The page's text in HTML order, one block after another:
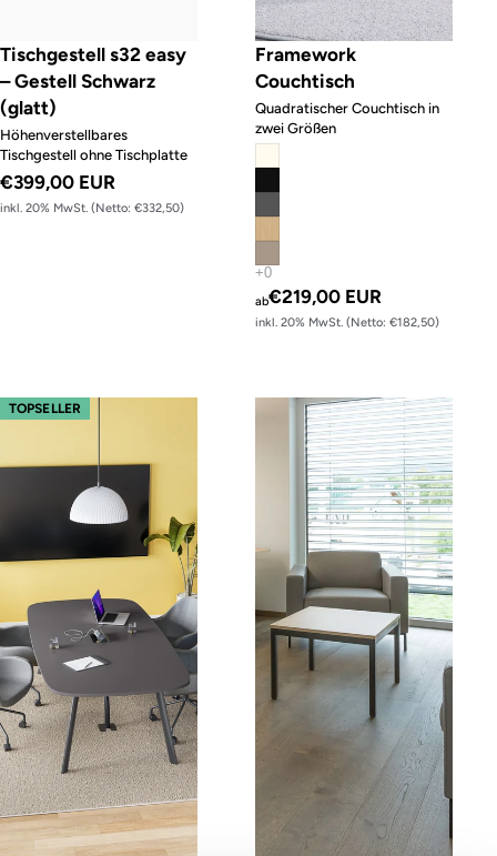
Tischgestell s32 easy
– Gestell Schwarz
(glatt)
Höhenverstellbares
Tischgestell ohne Tischplatte
€399,00 EUR
inkl. 20% MwSt. (Netto: €332,50)
Framework
Couchtisch
Quadratischer Couchtisch in
zwei Größen
ab€219,00 EUR
inkl. 20% MwSt. (Netto: €182,50)
m500 – Gestell Schwarz (glatt)
TOPSELLER s60 Couchtisch – Gestell